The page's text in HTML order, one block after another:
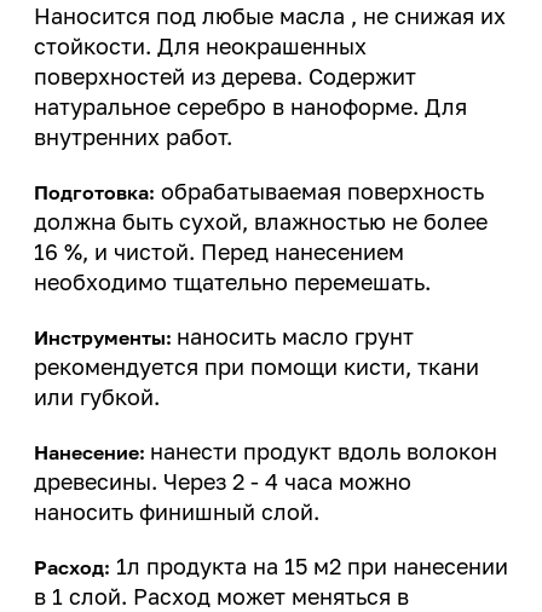
Наносится под любые масла , не снижая их
стойкости. Для неокрашенных
поверхностей из дерева. Содержит
натуральное серебро в наноформе. Для
внутренних работ.
Подготовка: обрабатываемая поверхность
должна быть сухой, влажностью не более
16 %, и чистой. Перед нанесением
необходимо тщательно перемешать.
Инструменты: наносить масло грунт
рекомендуется при помощи кисти, ткани
или губкой.
Нанесение: нанести продукт вдоль волокон
древесины. Через 2 - 4 часа можно
наносить финишный слой.
Расход: 1л продукта на 15 м2 при нанесении
в 1 слой. Расход может меняться в